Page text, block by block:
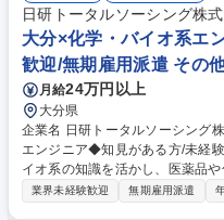
の普及により配線の複雑化が進
設計業務の重要性は年々上昇して
職種 【裾野市】ワイヤーハーネ
経験歓迎
日研トータルソーシング株
大分×化学・バイオ系エ
歓迎/無期雇用派遣 その
月給24万円以上
大分県
企業名 日研トータルソーシング株式会社 求人名 ◆大分×化
エンジニア◆知見がある方/未経験歓迎/無期雇
イオ系の知識を活かし、医薬品
究、品質管理を担当。神奈川（
業界未経験歓迎 無期雇用派遣